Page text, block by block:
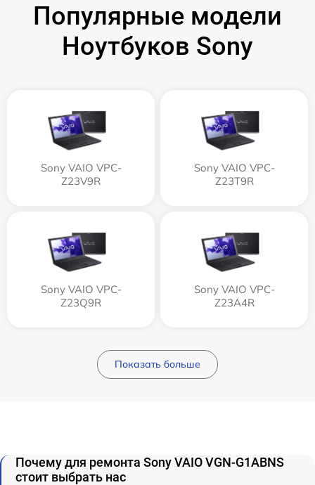
Популярные модели
Ноутбуков Sony
Sony VAIO VPC-
Z23V9R
Sony VAIO VPC-
Z23T9R
Sony VAIO VPC-
Z23Q9R
Sony VAIO VPC-
Z23A4R
Показать больше
Почему для ремонта Sony VAIO VGN-G1ABNS
стоит выбрать нас